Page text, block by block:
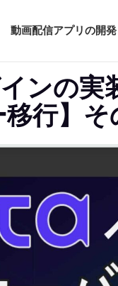
動画配信アプリの開発
ンの実
移行】